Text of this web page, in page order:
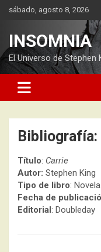
Saltarsábado, agosto 8, 2026
INSOMNIA
El Universo de Stephen
Bibliografía:
Título: Carrie
Autor: Stephen King
Tipo de libro: Novela
Fecha de
Editorial: Doubleday